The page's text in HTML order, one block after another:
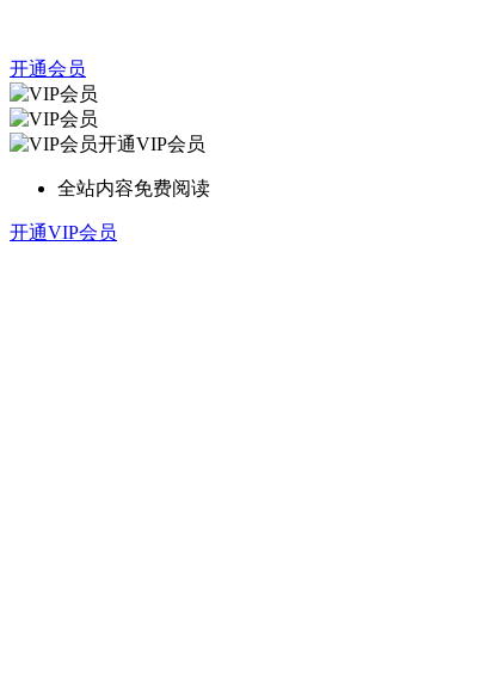
开通会员
开通VIP会员
全站内容免费阅读
开通VIP会员